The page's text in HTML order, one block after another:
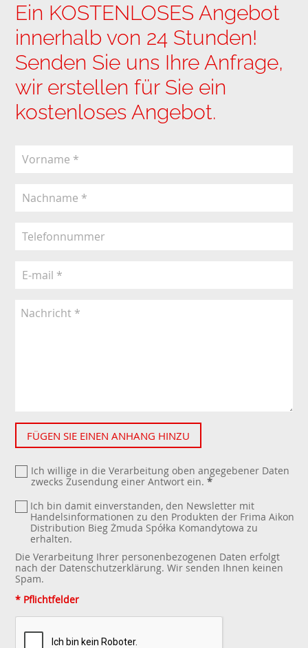
Ein KOSTENLOSES Angebot
innerhalb von 24 Stunden!
Senden Sie uns Ihre Anfrage,
wir erstellen für Sie ein
kostenloses Angebot.
FÜGEN SIE EINEN ANHANG HINZU
Ich willige in die Verarbeitung oben angegebener Daten
zwecks Zusendung einer Antwort ein. *
Ich bin damit einverstanden, den Newsletter mit
Handelsinformationen zu den Produkten der Frima Aikon
Distribution Bieg Żmuda Spółka Komandytowa zu
erhalten.
Die Verarbeitung Ihrer personenbezogenen Daten erfolgt
nach der Datenschutzerklärung. Wir senden Ihnen keinen
Spam.
* Pflichtfelder